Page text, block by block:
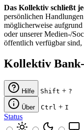
Das Kollektiv schließt
persönlichen
möglicherweise
oder unserer Medien-/
öffentlich verfügbar sind,
Kollektiv
Hilfe Shift + ?
Über Ctrl + I
Status